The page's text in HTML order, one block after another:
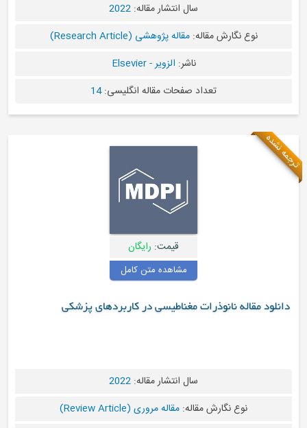
سال انتشار مقاله: 2022
نوع نگارش مقاله:مقاله پژوهشی (Research Article)
ناشر: الزویر - Elsevier
تعداد صفحات مقاله انگلیسی:14
ترجمه نشده
قیمت: رایگان
مشاهده متن کامل
دانلود مقاله نانوذرات مغناطیسی در کاربردهای پزشکی
سال انتشار مقاله: 2022
نوع نگارش مقاله: مقاله مروری (Review Article)